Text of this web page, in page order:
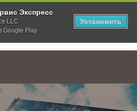
Экспресс
LLC
Google Play
Установить
Новости Нерабочие дни в сентябре в